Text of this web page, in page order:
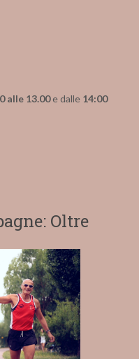
alle 13.00e dalle 14:00
Oltre